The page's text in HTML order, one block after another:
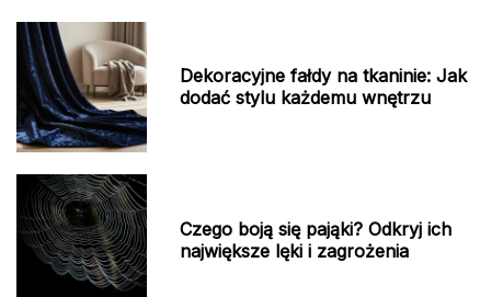
Dekoracyjne fałdy na tkaninie: Jak
dodać stylu każdemu wnętrzu
Czego boją się pająki? Odkryj ich
największe lęki i zagrożenia